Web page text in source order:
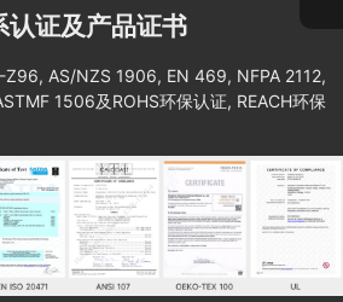
认证及产品证书
Z96, AS/NZS 1906, EN 469, NFPA 2112,
1506及ROHS环保认证, REACH环保